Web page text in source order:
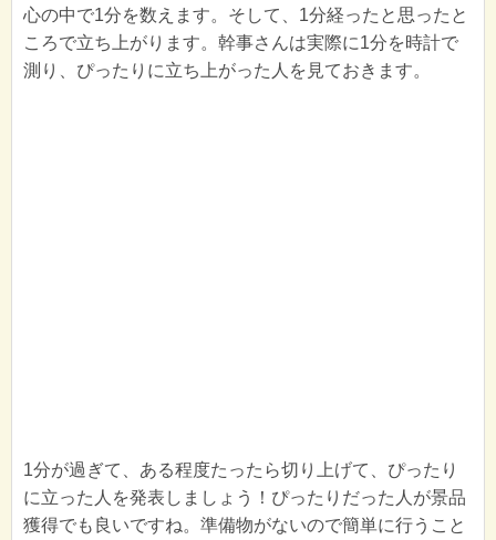
心の中で1分を数えます。そして、1分経ったと思ったと
ころで立ち上がります。幹事さんは実際に1分を時計で
測り、ぴったりに立ち上がった人を見ておきます。
1分が過ぎて、ある程度たったら切り上げて、ぴったり
に立った人を発表しましょう！ぴったりだった人が景品
獲得でも良いですね。準備物がないので簡単に行うこと